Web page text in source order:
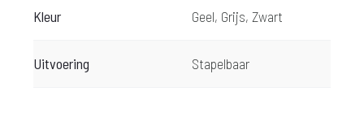
Kleur Geel, Grijs, Zwart
Uitvoering Stapelbaar